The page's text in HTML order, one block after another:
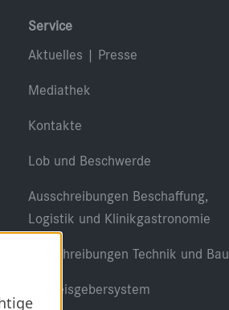
Service
Aktuelles | Presse
Mediathek
Kontakte
Lob und Beschwerde
Ausschreibungen Beschaffung,
Logistik und Klinikgastronomie
Ausschreibungen Technik und Bau
Hinweisgebersystem